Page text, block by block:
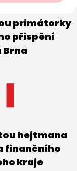
primátorky
přispění
hejtmana
finančního
kraje